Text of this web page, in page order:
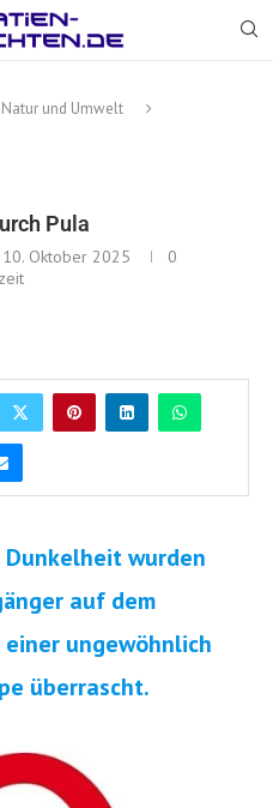
Natur und Umwelt
Pula
10. Oktober 2025
0
Dunkelheit wurden
auf dem
ungewöhnlich
überrascht.